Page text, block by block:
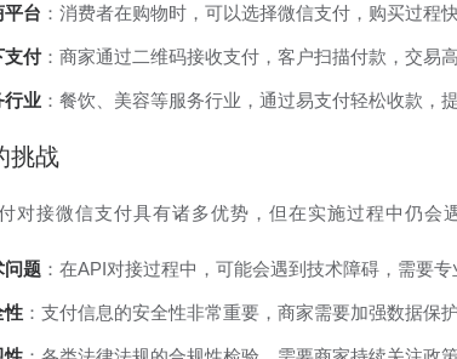
平台 ：消费者在购物时，可以选择微信支付，购买过程快
支付：商家通过二维码接收支付，客户扫描付款，交易高
行业 ：餐饮、美容等服务行业，通过易支付轻松收款，
挑战
对接微信支付具有诸多优势，但在实施过程中仍会
问题 ：在API对接过程中，可能会遇到技术障碍，需要专
性 ：支付信息的安全性非常重要，商家需要加强数据保